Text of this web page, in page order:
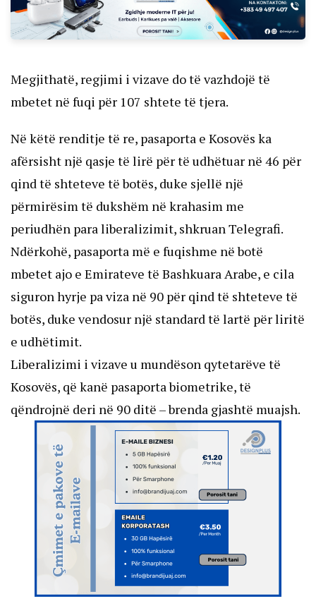
Megjithatë, regjimi i vizave do të vazhdojë të
mbetet në fuqi për 107 shtete të tjera.
Në këtë renditje të re, pasaporta e Kosovës ka
afërsisht një qasje të lirë për të udhëtuar në 46 për
qind të shteteve të botës, duke sjellë një
përmirësim të dukshëm në krahasim me
periudhën para liberalizimit, shkruan Telegrafi.
Ndërkohë, pasaporta më e fuqishme në botë
mbetet ajo e Emirateve të Bashkuara Arabe, e cila
siguron hyrje pa viza në 90 për qind të shteteve të
botës, duke vendosur një standard të lartë për liritë
e udhëtimit.
Liberalizimi i vizave u mundëson qytetarëve të
Kosovës, që kanë pasaporta biometrike, të
qëndrojnë deri në 90 ditë – brenda gjashtë muajsh.